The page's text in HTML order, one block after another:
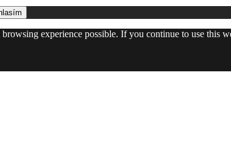
experience possible. If you continue to use